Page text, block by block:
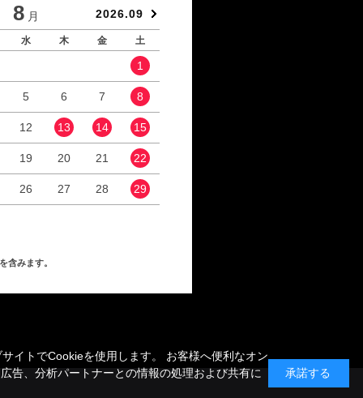
8 月 2026.09
水 木 金 土
1
5 6 7 8
12 13 14 15
19 20 21 22
26 27 28 29
含みます。
イトでCookieを使用します。 お客様へ便利なオン
告、分析パートナーとの情報の処理および共有に
承諾する